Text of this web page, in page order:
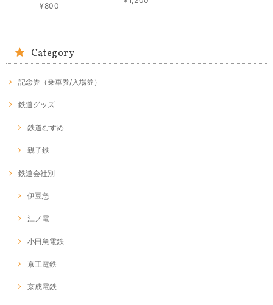
¥800
Category
記念券（乗車券/入場券）
鉄道グッズ
鉄道むすめ
親子鉄
鉄道会社別
伊豆急
江ノ電
小田急電鉄
京王電鉄
京成電鉄